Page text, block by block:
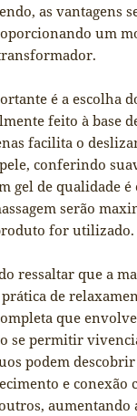
as vantagens
um
é a escolha
feito à base
facilita o
conferindo
gel de qualidade é
serão
for utilizado.
ressaltar que a
de
que
se permitir
podem
e conexão
aumentando